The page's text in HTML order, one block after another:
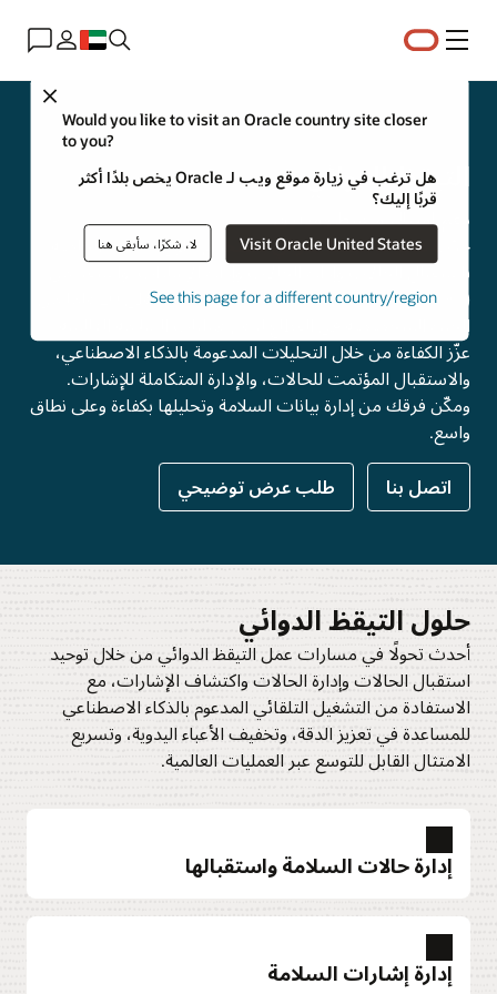
القائمة
Close
Would you like to visit an Oracle country site closer
to you?
هل ترغب في زيارة موقع ويب لـ Oracle يخص بلدًا أكثر
قربًا إليك؟
Visit Oracle United States لا، شكرًا، سأبقى هنا
See this page for a different country/region
Life Sciences
التيقظ الدوائي
دعم امتثال مبسط وموثوق
حدّث عمليات التيقظ الدوائي باستخدام حلول Oracle الخاصة
باستقبال الحالات وإدارة الحالات وإدارة الإشارات. واستفد من
الخبرة المتخصصة في القطاع لدعم عمليات السلامة العالمية.
عزّز الكفاءة من خلال التحليلات المدعومة بالذكاء الاصطناعي،
والاستقبال المؤتمت للحالات، والإدارة المتكاملة للإشارات.
ومكّن فرقك من إدارة بيانات السلامة وتحليلها بكفاءة وعلى نطاق
واسع.
اتصل بنا طلب عرض توضيحي
حلول التيقظ الدوائي
أحدث تحولًا في مسارات عمل التيقظ الدوائي من خلال توحيد
استقبال الحالات وإدارة الحالات واكتشاف الإشارات، مع
الاستفادة من التشغيل التلقائي المدعوم بالذكاء الاصطناعي
للمساعدة في تعزيز الدقة، وتخفيف الأعباء اليدوية، وتسريع
الامتثال القابل للتوسع عبر العمليات العالمية.
إدارة حالات السلامة واستقبالها
إدارة إشارات السلامة